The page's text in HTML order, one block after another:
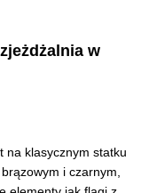
w
na klasycznym statku
i czarnym,